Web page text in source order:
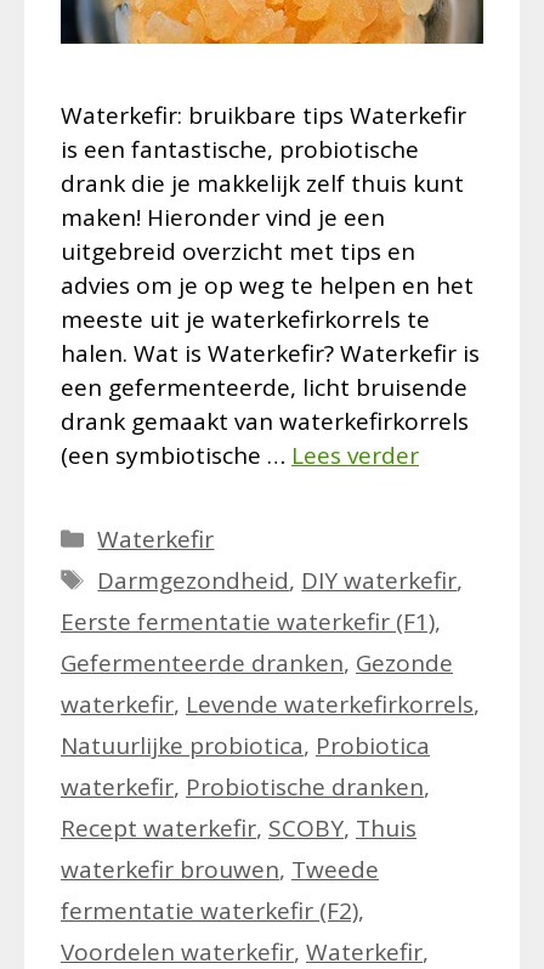
Waterkefir: bruikbare tips Waterkefir
is een fantastische, probiotische
drank die je makkelijk zelf thuis kunt
maken! Hieronder vind je een
uitgebreid overzicht met tips en
advies om je op weg te helpen en het
meeste uit je waterkefirkorrels te
halen. Wat is Waterkefir? Waterkefir is
een gefermenteerde, licht bruisende
drank gemaakt van waterkefirkorrels
(een symbiotische … Lees verder
Categorieën
Waterkefir
Tags
Darmgezondheid, DIY waterkefir,
Eerste fermentatie waterkefir (F1),
Gefermenteerde dranken, Gezonde
waterkefir, Levende waterkefirkorrels,
Natuurlijke probiotica, Probiotica
waterkefir, Probiotische dranken,
Recept waterkefir, SCOBY, Thuis
waterkefir brouwen, Tweede
fermentatie waterkefir (F2),
Voordelen waterkefir, Waterkefir,